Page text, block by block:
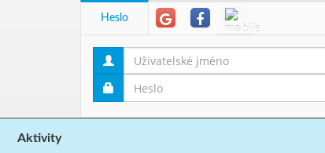
Heslo
Aktivity